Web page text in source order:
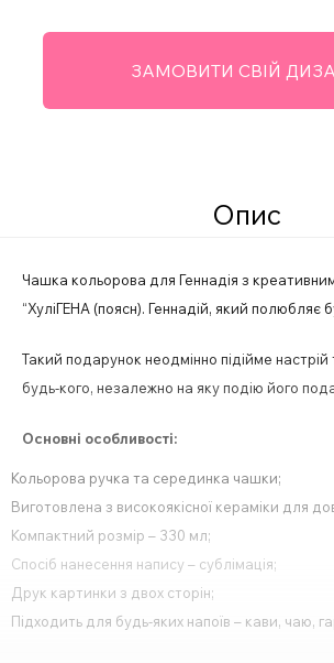
ЗАМОВИТИ СВІЙ
Опис
Чашка кольорова для Геннадія з
“ХуліГЕНА (поясн). Геннадій, який полюбляє
Такий подарунок неодмінно підійме
будь-кого, незалежно на яку подію його
Основні особливості:
Кольорова ручка та серединка чашки;
Виготовлена з високоякісної кераміки для
Компактний розмір – 330 мл;
Спосіб нанесення напису – сублімація;
Друк картинки з двох сторін;
Підходить для будь-яких напоїв – кави, чаю,